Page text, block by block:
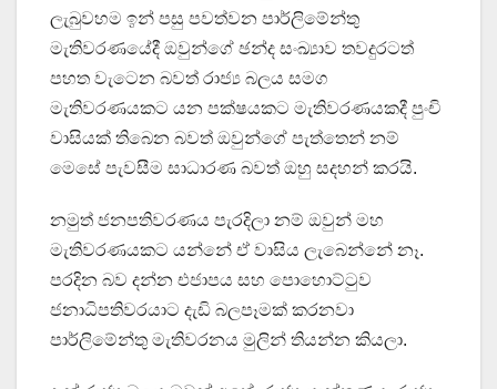
ලැබුවහම ඉන් පසු පවත්වන පාර්ලිමේන්තු
මැතිවරණයේදී ඔවුන්ගේ ඡන්ද සංඛ්‍යාව තවදුරටත්
පහත වැටෙන බවත් රාජ්‍ය බලය සමග
මැතිවරණයකට යන පක්ෂයකට මැතිවරණයකදී පුංචි
වාසියක් තිබෙන බවත් ඔවුන්ගේ පැත්තෙන් නම්
මෙසේ පැවසීම සාධාරණ බවත් ඔහු සදහන් කරයි.
නමුත් ජනපතිවරණය පැරදිලා නම් ඔවුන් මහ
මැතිවරණයකට යන්නේ ඒ වාසිය ලැබෙන්නේ නෑ.
පරදින බව දන්න එජාපය සහ පොහොට්ටුව
ජනාධිපතිවරයාට දැඩි බලපෑමක් කරනවා
පාර්ලිමේන්තු මැතිවරනය මුලින් තියන්න කියලා.